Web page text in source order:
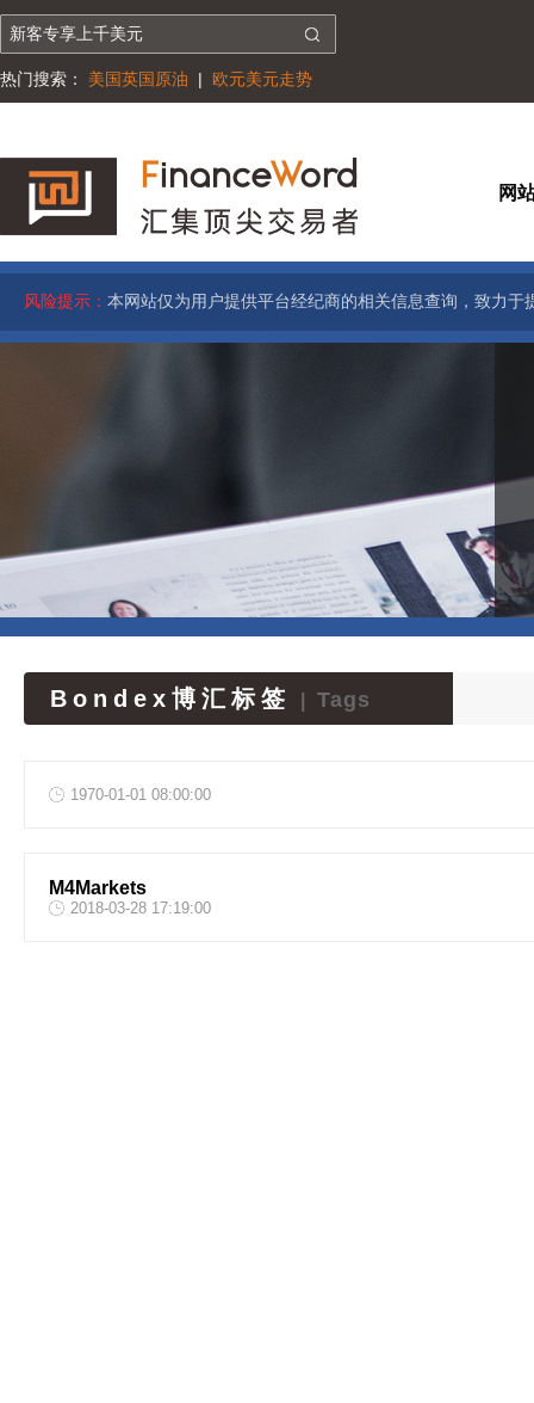
热门搜索： 美国英国原油 | 欧元美元走势
网
风险提示： 本网站仅为用户提供平台经纪商的相关信息查询，致力
Bondex博汇标签 Tags
1970-01-01 08:00:00
M4Markets
2018-03-28 17:19:00